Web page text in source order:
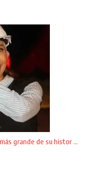
grande de su histor ...